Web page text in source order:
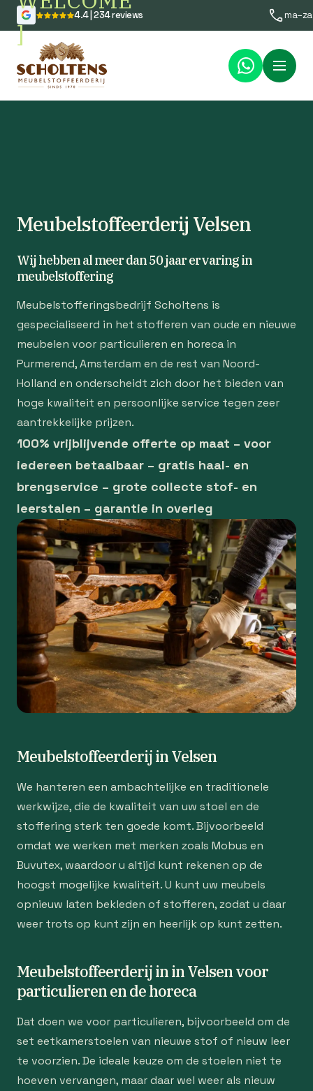
]
4.4 | 234 reviews
Menu
Meubelstoffeerderij Velsen
Wij hebben al meer dan 50 jaar ervaring in
meubelstoffering
Meubelstofferingsbedrijf Scholtens is
gespecialiseerd in het stofferen van oude en nieuwe
meubelen voor particulieren en horeca in
Purmerend, Amsterdam en de rest van Noord-
Holland en onderscheidt zich door het bieden van
hoge kwaliteit en persoonlijke service tegen zeer
aantrekkelijke prijzen.
100% vrijblijvende offerte op maat – voor
iedereen betaalbaar – gratis haal- en
brengservice – grote collecte stof- en
leerstalen – garantie in overleg
Meubelstoffeerderij in Velsen
We hanteren een ambachtelijke en traditionele
werkwijze, die de kwaliteit van uw stoel en de
stoffering sterk ten goede komt. Bijvoorbeeld
omdat we werken met merken zoals Mobus en
Buvutex, waardoor u altijd kunt rekenen op de
hoogst mogelijke kwaliteit. U kunt uw meubels
opnieuw laten bekleden of stofferen, zodat u daar
weer trots op kunt zijn en heerlijk op kunt zetten.
Meubelstoffeerderij in in Velsen voor
particulieren en de horeca
Dat doen we voor particulieren, bijvoorbeeld om de
set eetkamerstoelen van nieuwe stof of nieuw leer
te voorzien. De ideale keuze om de stoelen niet te
hoeven vervangen, maar daar wel weer als nieuw